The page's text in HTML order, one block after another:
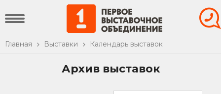
Главная Выставки Календарь выставок
Архив выставок